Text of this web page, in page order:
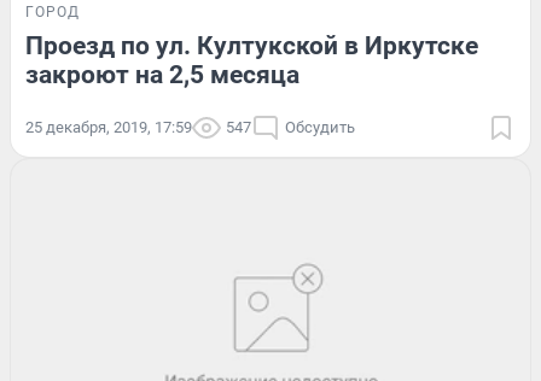
ГОРОД
Проезд по ул. Култукской в Иркутске
закроют на 2,5 месяца
25 декабря, 2019, 17:59 547 Обсудить